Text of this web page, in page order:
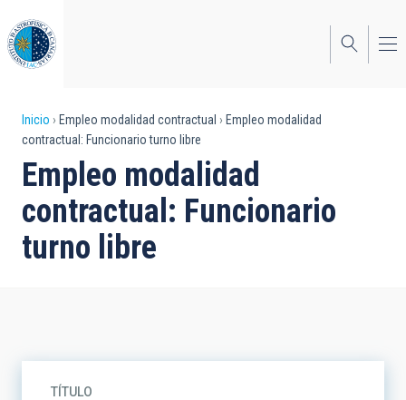
al
contenido
principal
Sobrescribir
enlaces
de
ayuda
a
Inicio Empleo modalidad contractual
Empleo modalidad
contractual: Funcionario turno libre
Empleo modalidad
contractual: Funcionario
turno libre
TÍTULO